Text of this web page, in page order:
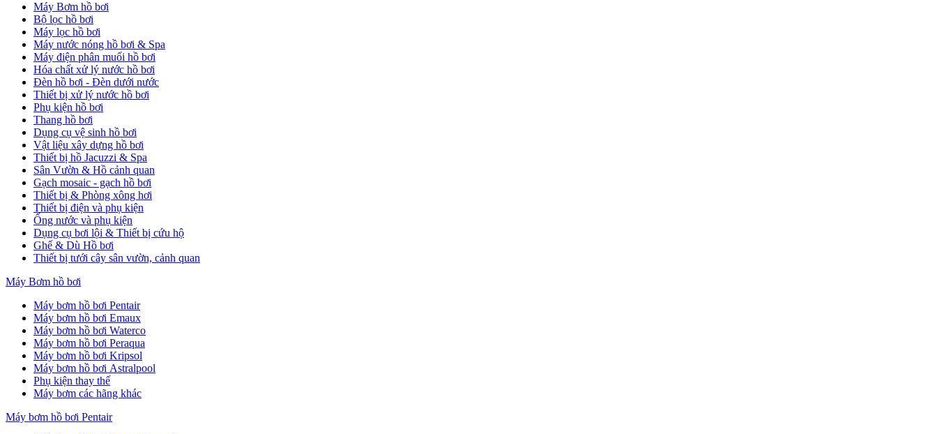
Máy Bơm hồ bơi
Bộ lọc hồ bơi
Máy lọc hồ bơi
Máy nước nóng hồ bơi & Spa
Máy điện phân muối hồ bơi
Hóa chất xử lý nước hồ bơi
Đèn hồ bơi - Đèn dưới nước
Thiết bị xử lý nước hồ bơi
Phụ kiện hồ bơi
Thang hồ bơi
Dụng cụ vệ sinh hồ bơi
Vật liệu xây dựng hồ bơi
Thiết bị hồ Jacuzzi & Spa
Sân Vườn & Hồ cảnh quan
Gạch mosaic - gạch hồ bơi
Thiết bị & Phòng xông hơi
Thiết bị điện và phụ kiện
Ống nước và phụ kiện
Dụng cụ bơi lội & Thiết bị cứu hộ
Ghế & Dù Hồ bơi
Thiết bị tưới cây sân vườn, cảnh quan
Máy Bơm hồ bơi
Máy bơm hồ bơi Pentair
Máy bơm hồ bơi Emaux
Máy bơm hồ bơi Waterco
Máy bơm hồ bơi Peraqua
Máy bơm hồ bơi Kripsol
Máy bơm hồ bơi Astralpool
Phụ kiện thay thế
Máy bơm các hãng khác
Máy bơm hồ bơi Pentair